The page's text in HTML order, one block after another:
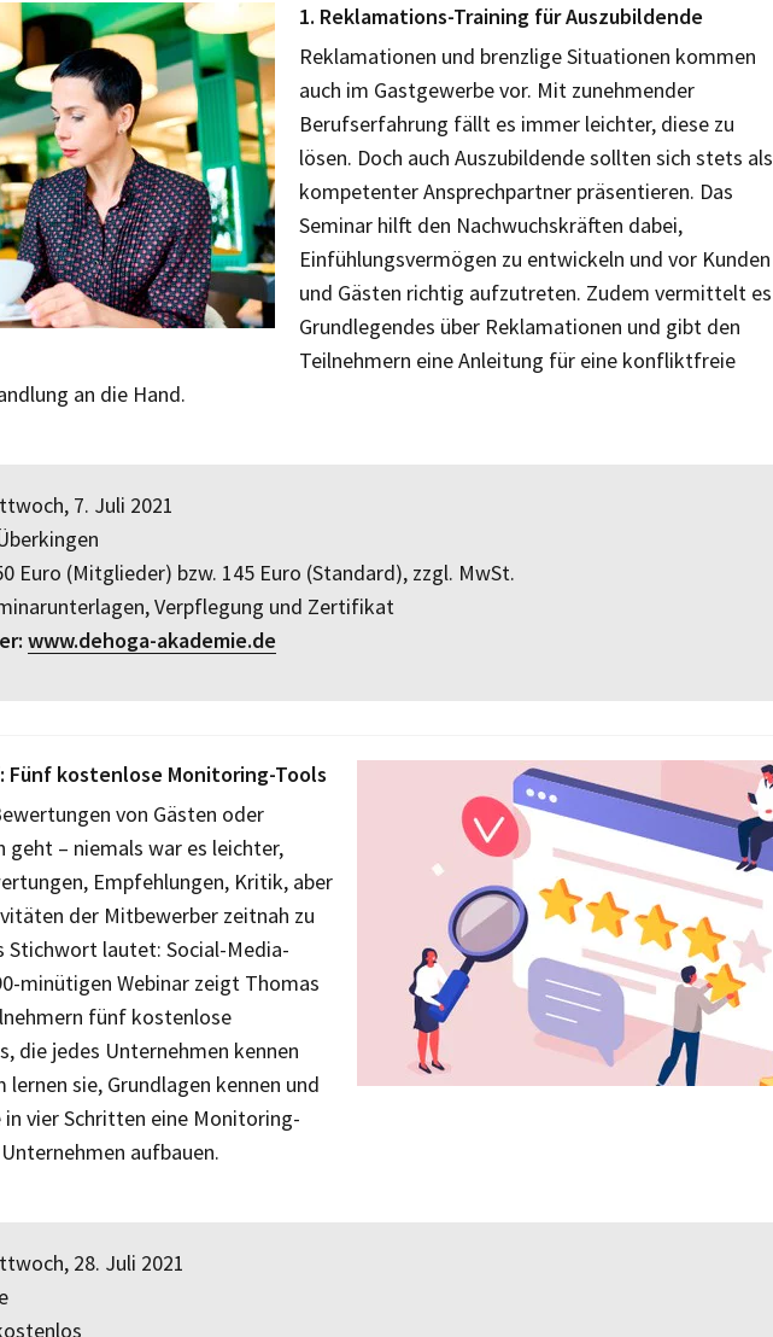
1. Reklamations-Training für Auszubildende
Reklamationen und brenzlige Situationen kommen
auch im Gastgewerbe vor. Mit zunehmender
Berufserfahrung fällt es immer leichter, diese zu
lösen. Doch auch Auszubildende sollten sich stets als
kompetenter Ansprechpartner präsentieren. Das
Seminar hilft den Nachwuchskräften dabei,
Einfühlungsvermögen zu entwickeln und vor Kunden
und Gästen richtig aufzutreten. Zudem vermittelt es
Grundlegendes über Reklamationen und gibt den
Teilnehmern eine Anleitung für eine konfliktfreie
an die Hand.
7. Juli 2021
Euro (Mitglieder) bzw. 145 Euro (Standard), zzgl. MwSt.
Verpflegung und Zertifikat
www.dehoga-akademie.de
Fünf kostenlose Monitoring-Tools
von Gästen oder
geht – niemals war es leichter,
Empfehlungen, Kritik, aber
der Mitbewerber zeitnah zu
Stichwort lautet: Social-Media-
minütigen Webinar zeigt Thomas
fünf kostenlose
die jedes Unternehmen kennen
sie, Grundlagen kennen und
in vier Schritten eine Monitoring-
aufbauen.
28. Juli 2021